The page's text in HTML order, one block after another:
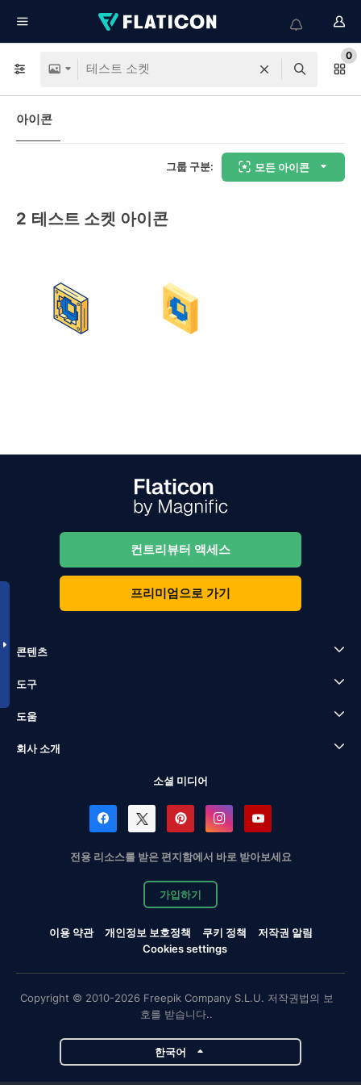
0
아이콘
그룹 구분: 모든 아이콘
2 테스트 소켓 아이콘
컨트리뷰터 액세스
프리미엄으로 가기
콘텐츠
도구
도움
회사 소개
소셜 미디어
전용 리소스를 받은 편지함에서 바로 받아보세요
가입하기
이용 약관 개인정보 보호정책 쿠키 정책
저작권 알림
Cookies settings
Copyright © 2010-2026 Freepik Company S.L.U. 저작권법의 보
호를 받습니다..
한국어